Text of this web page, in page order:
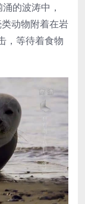
的波涛中，
动物附着在岩
，等待着食物